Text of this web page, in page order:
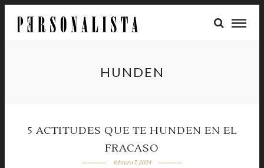
HUNDEN
5 ACTITUDES QUE TE HUNDEN EN EL
FRACASO
febrero 7, 2024